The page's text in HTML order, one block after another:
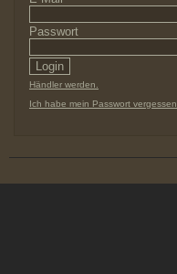
Passwort
Händler werden.
Ich habe mein Passwort vergessen.